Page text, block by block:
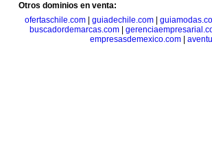
Otros dominios en venta:
ofertaschile.com
guiadechile.com
buscadordemarcas.com|
empresasdemexico.com|